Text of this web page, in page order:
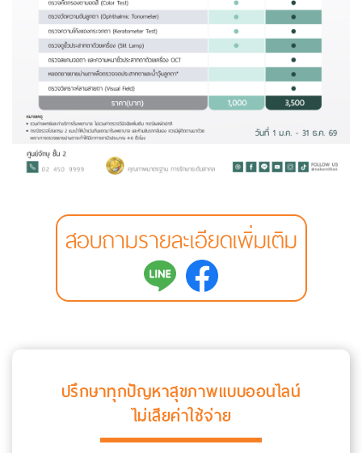
สอบถามรายละเอียดเพิ่มเติม
ปรึกษาทุกปัญหาสุขภาพแบบออนไลน์
ไม่เสียค่าใช้จ่าย